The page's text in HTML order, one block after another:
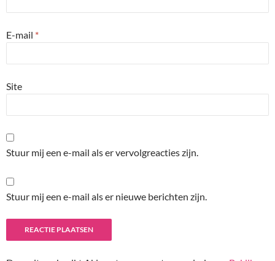
E-mail *
Site
Stuur mij een e-mail als er vervolgreacties zijn.
Stuur mij een e-mail als er nieuwe berichten zijn.